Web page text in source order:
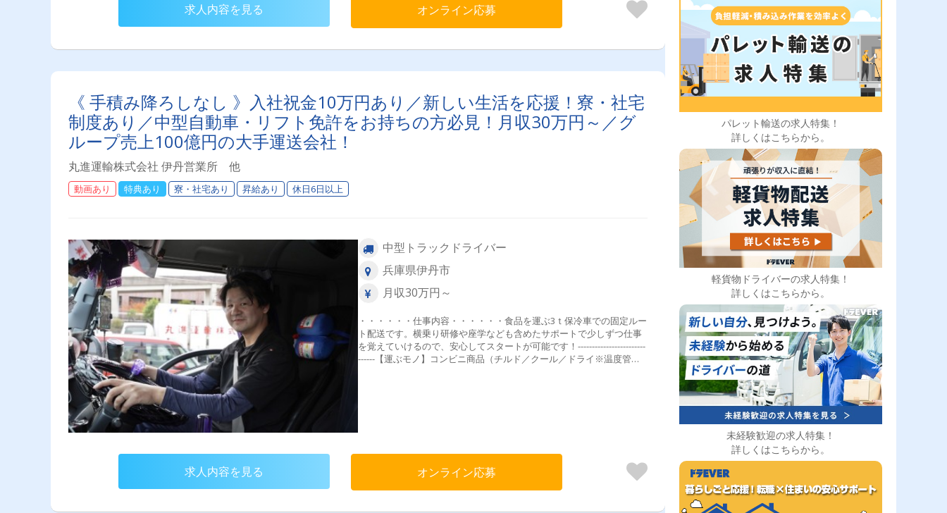
求人内容を見る オンライン応募
《 手積み降ろしなし 》入社祝金10万円あり／新しい生活を応援！寮・社宅
制度あり／中型自動車・リフト免許をお持ちの方必見！月収30万円～／グ
ループ売上100億円の大手運送会社！
丸進運輸株式会社 伊丹営業所 他
動画あり 特典あり 寮・社宅あり 昇給あり 休日6日以上
中型トラックドライバー
兵庫県伊丹市
月収30万円～
・・・・・・仕事内容・・・・・・食品を運ぶ3ｔ保冷車での固定ルー
ト配送です。横乗り研修や座学なども含めたサポートで少しずつ仕事
を覚えていけるので、安心してスタートが可能です！------------------------
------【運ぶモノ】コンビニ商品（チルド／クール／ドライ※温度管理
ー■バックアイカメラ■坂道発進補助装置------------------------------＜おすす
から、出勤・退勤時間に大きな変動なし！毎日のスケジュールが立て
やすく、体調管理もしやすい環境です。◆希望シフト制で柔軟に休め
る！1ヵ月ごとのシフト制なので、お休みや連休の調整もOK！「今月
求人内容を見る オンライン応募
パレット輸送の求人特集！
詳しくはこちらから。
軽貨物ドライバーの求人特集！
詳しくはこちらから。
未経験歓迎の求人特集！
詳しくはこちらから。